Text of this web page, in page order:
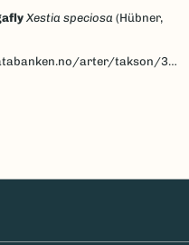
Xestia speciosa (Hübner,
arter/takson/30976/beskrivelse